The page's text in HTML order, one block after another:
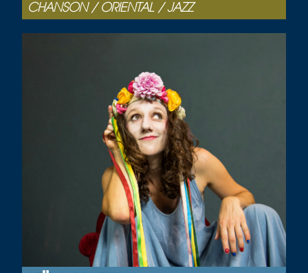
CHANSON / ORIENTAL / JAZZ